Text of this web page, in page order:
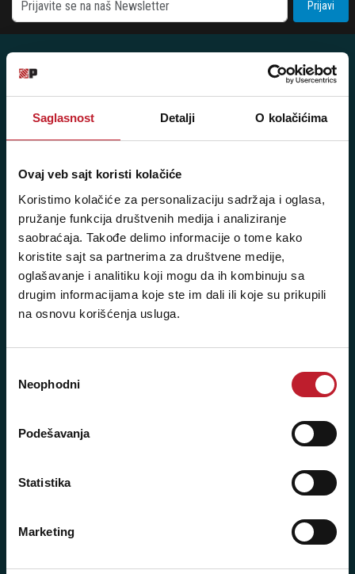
Saglasnost Detalji O kolačićima
Ovaj veb sajt koristi kolačiće
Koristimo kolačiće za personalizaciju sadržaja i oglasa,
pružanje funkcija društvenih medija i analiziranje
saobraćaja. Takođe delimo informacije o tome kako
koristite sajt sa partnerima za društvene medije,
oglašavanje i analitiku koji mogu da ih kombinuju sa
drugim informacijama koje ste im dali ili koje su prikupili
na osnovu korišćenja usluga.
сагласности
Neophodni
Podešavanja
Statistika
Marketing
Prijavi
Player 387 doo
Šifra djelatnosti: 46.19
Posredovanje u trgovini raznovrsnim proizvodima
Matični broj: 11091369
PDV: 403444110009
JIB: 4403444110009
NAŠE PRODAVNICE
+387 55 209 104
Radno vreme:
Subota: 09:00 - 15:00